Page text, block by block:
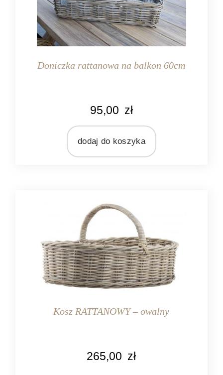
Doniczka rattanowa na balkon 60cm
95,00 zł
dodaj do koszyka
Kosz RATTANOWY – owalny
265,00 zł